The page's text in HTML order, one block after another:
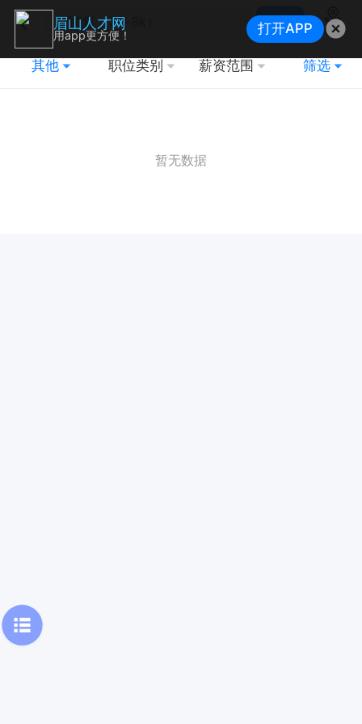
搜索
地图
其他 职位类别 薪资范围 筛选
暂无数据
眉山人才网
用app更方便！ 打开APP